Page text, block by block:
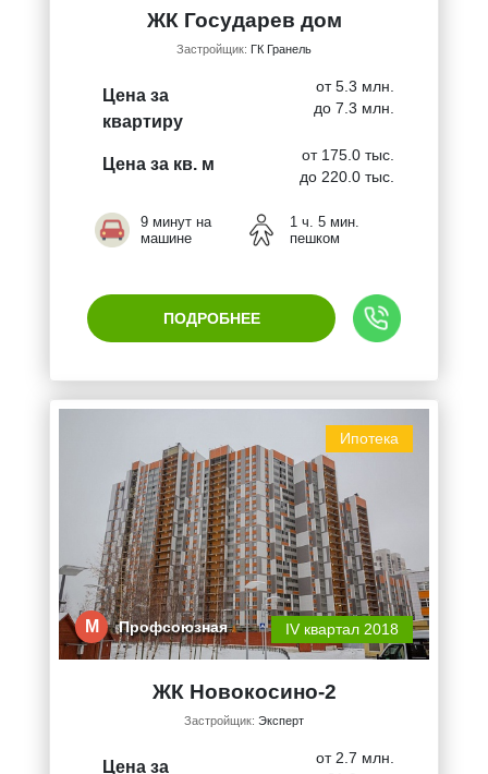
ЖК Государев дом
Застройщик: ГК Гранель
Цена за
квартиру
от 5.3 млн.
до 7.3 млн.
Цена за кв. м
от 175.0 тыс.
до 220.0 тыс.
9 минут на
машине
1 ч. 5 мин.
пешком
ПОДРОБНЕЕ
Ипотека
М Профсоюзная IV квартал 2018
ЖК Новокосино-2
Застройщик: Эксперт
Цена за
от 2.7 млн.